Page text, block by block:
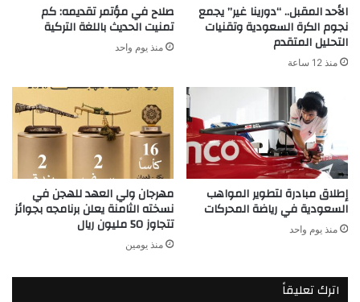
الأحد المقبل.. “دورينا غير” يجمع
نجوم الكرة السعودية وتقنيات
التحليل المتقدم
منذ 12 ساعة
صلاح في مؤتمر تقديمه: كم
تمنيت الحديث باللغة التركية
منذ يوم واحد
إطلاق مبادرة لتطوير المواهب
السعودية في رياضة المحركات
منذ يوم واحد
مهرجان ولي العهد للهجن في
نسخته الثامنة يعلن برنامجه بجوائز
تتجاوز 50 مليون ريال
منذ يومين
اترك تعليقاً